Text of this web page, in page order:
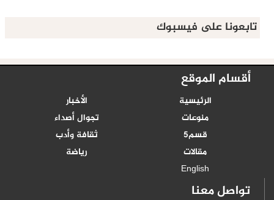
تابعونا على فيسبوك
أقسام الموقع
الرئيسية
الأخبار
منوعات
تجوال أصداء
قسم5
ثقافة وأدب
مقالات
رياضة
English
تواصل معنا